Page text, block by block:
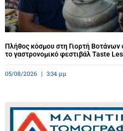
Πλήθος κόσμου στη Γιορτή Βοτάνων
το γαστρονομικό φεστιβάλ Taste
05/08/2026 3:34 μμ